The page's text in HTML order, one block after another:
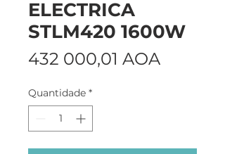
ELECTRICA
STLM420 1600W
432 000,01 AOA
Quantidade *